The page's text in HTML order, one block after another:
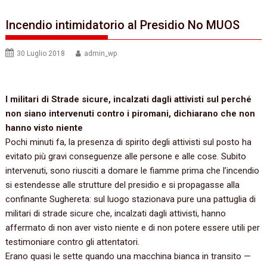
Incendio intimidatorio al Presidio No MUOS
30 Luglio 2018 admin_wp
I militari di Strade sicure, incalzati dagli attivisti sul perché
non siano intervenuti contro i piromani, dichiarano che non
hanno visto niente
Pochi minuti fa, la presenza di spirito degli attivisti sul posto ha
evitato più gravi conseguenze alle persone e alle cose. Subito
intervenuti, sono riusciti a domare le fiamme prima che l’incendio
si estendesse alle strutture del presidio e si propagasse alla
confinante Sughereta: sul luogo stazionava pure una pattuglia di
militari di strade sicure che, incalzati dagli attivisti, hanno
affermato di non aver visto niente e di non potere essere utili per
testimoniare contro gli attentatori.
Erano quasi le sette quando una macchina bianca in transito —